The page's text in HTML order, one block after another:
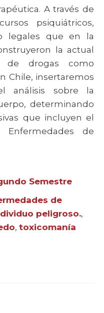
A través de
psiquiátricos,
legales que en la
la actual
de drogas como
Chile, insertaremos
análisis sobre la
determinando
que incluyen el
de
Semestre
de
peligroso.,
, toxicomanía